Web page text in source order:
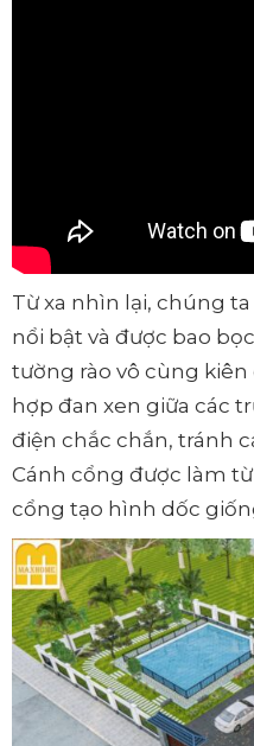
Từ xa nhìn lại, chúng
nổi bật và được bao
tường rào vô cùng kiên
hợp đan xen giữa các
điện chắc chắn, tránh
Cánh cổng được làm
cổng tạo hình dốc